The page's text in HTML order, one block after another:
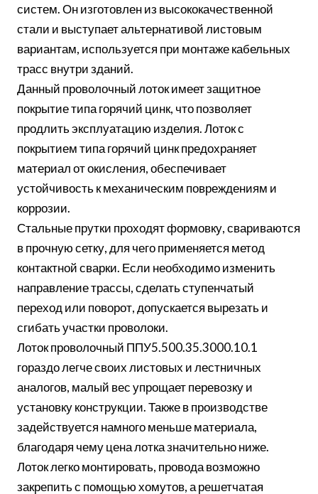
систем. Он изготовлен из высококачественной
стали и выступает альтернативой листовым
вариантам, используется при монтаже кабельных
трасс внутри зданий.
Данный проволочный лоток имеет защитное
покрытие типа горячий цинк, что позволяет
продлить эксплуатацию изделия. Лоток с
покрытием типа горячий цинк предохраняет
материал от окисления, обеспечивает
устойчивость к механическим повреждениям и
коррозии.
Стальные прутки проходят формовку, свариваются
в прочную сетку, для чего применяется метод
контактной сварки. Если необходимо изменить
направление трассы, сделать ступенчатый
переход или поворот, допускается вырезать и
сгибать участки проволоки.
Лоток проволочный ППУ5.500.35.3000.10.1
гораздо легче своих листовых и лестничных
аналогов, малый вес упрощает перевозку и
установку конструкции. Также в производстве
задействуется намного меньше материала,
благодаря чему цена лотка значительно ниже.
Лоток легко монтировать, провода возможно
закрепить с помощью хомутов, а решетчатая